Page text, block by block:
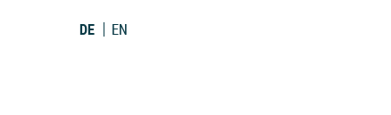
DE EN